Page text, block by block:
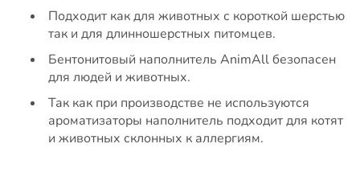
Подходит как для животных с короткой шерстью
так и для длинношерстных питомцев.
Бентонитовый наполнитель AnimAll безопасен
для людей и животных.
Так как при производстве не используются
ароматизаторы наполнитель подходит для котят
и животных склонных к аллергиям.